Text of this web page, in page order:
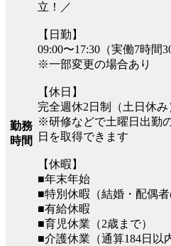
勤務
時間
立！／
【日勤】
09:00〜17:30（実働7時間
※一部変更の場合あり
【休日】
完全週休2日制（土日休み
※研修などで土曜日出勤
日を取得できます
【休暇】
■年末年始
■特別休暇（結婚・配偶者
■有給休暇
■育児休業（2歳まで）
■介護休業（通算184日以